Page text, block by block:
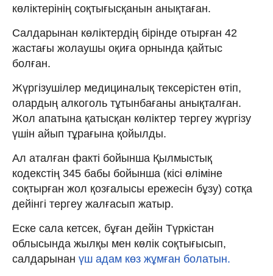
көліктерінің соқтығысқанын анықтаған.
Салдарынан көліктердің бірінде отырған 42
жастағы жолаушы оқиға орнында қайтыс
болған.
Жүргізушілер медициналық тексерістен өтіп,
олардың алкоголь тұтынбағаны анықталған.
Жол апатына қатысқан көліктер тергеу жүргізу
үшін айып тұрағына қойылды.
Ал аталған факті бойынша Қылмыстық
кодекстің 345 бабы бойынша (кісі өліміне
соқтырған жол қозғалысы ережесін бұзу) сотқа
дейінгі тергеу жалғасып жатыр.
Еске сала кетсек, бұған дейін Түркістан
облысында жылқы мен көлік соқтығысып,
салдарынан үш адам көз жұмған болатын.